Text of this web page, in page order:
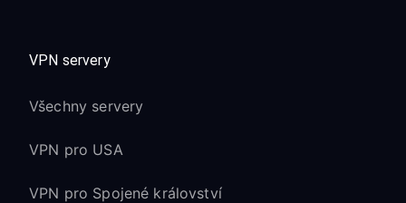
VPN servery
Všechny servery
VPN pro USA
VPN pro Spojené království